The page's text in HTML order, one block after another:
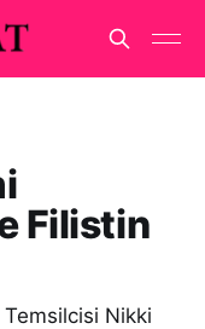
Filistin
Nikki